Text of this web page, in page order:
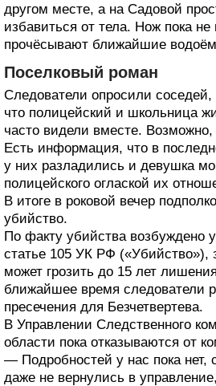
другом месте, а на Садовой
избавиться от тела. Нож пока
прочёсывают ближайшие
Поселковый роман
Следователи опросили соседей,
что полицейский и школьница
часто видели вместе.
Есть информация, что в
у них разладились и девушка
полицейского оглаской их
В итоге в роковой вечер
убийство.
По факту убийства возбуждено
статье 105 УК РФ («Убийство»),
может грозить до 15 лет
ближайшее время следователи
пресечения для Безчетвертева.
В Управлении Следственного
области пока отказываются от
— Подробностей у нас пока нет,
даже не вернулись в